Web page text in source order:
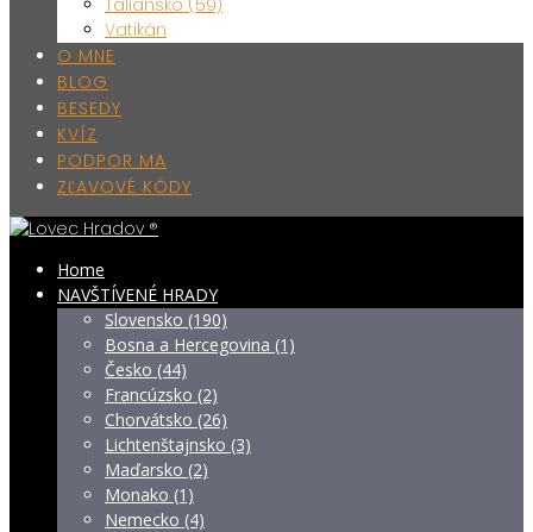
Taliansko (59)
Vatikán
O MNE
BLOG
BESEDY
KVÍZ
PODPOR MA
ZĽAVOVÉ KÓDY
Home
NAVŠTÍVENÉ HRADY
Slovensko (190)
Bosna a Hercegovina (1)
Česko (44)
Francúzsko (2)
Chorvátsko (26)
Lichtenštajnsko (3)
Maďarsko (2)
Monako (1)
Nemecko (4)